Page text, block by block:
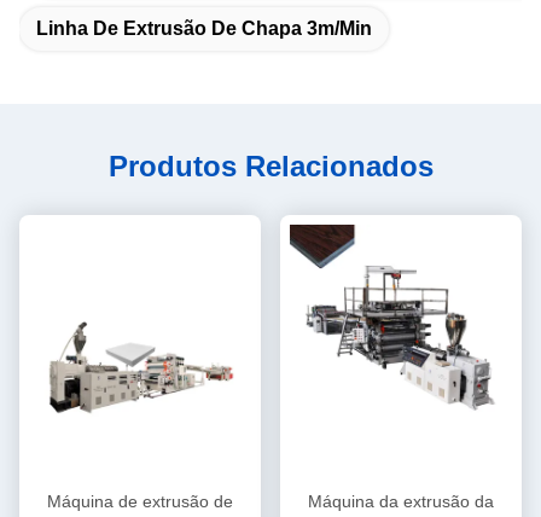
Linha De Extrusão De Chapa 3m/Min
Produtos Relacionados
Máquina de extrusão de
Máquina da extrusão da